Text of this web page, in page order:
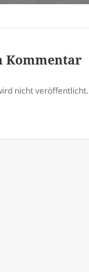
Kommentar
nicht veröffentlicht.